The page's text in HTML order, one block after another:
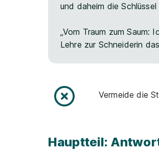
und daheim die
„Vom Traum zum
Lehre zur Schneiderin
Vermeide die
Hauptteil: